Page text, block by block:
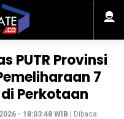
PUTR Provinsi
7
Perkotaan
- 18:03:48 WIB | Dibaca: